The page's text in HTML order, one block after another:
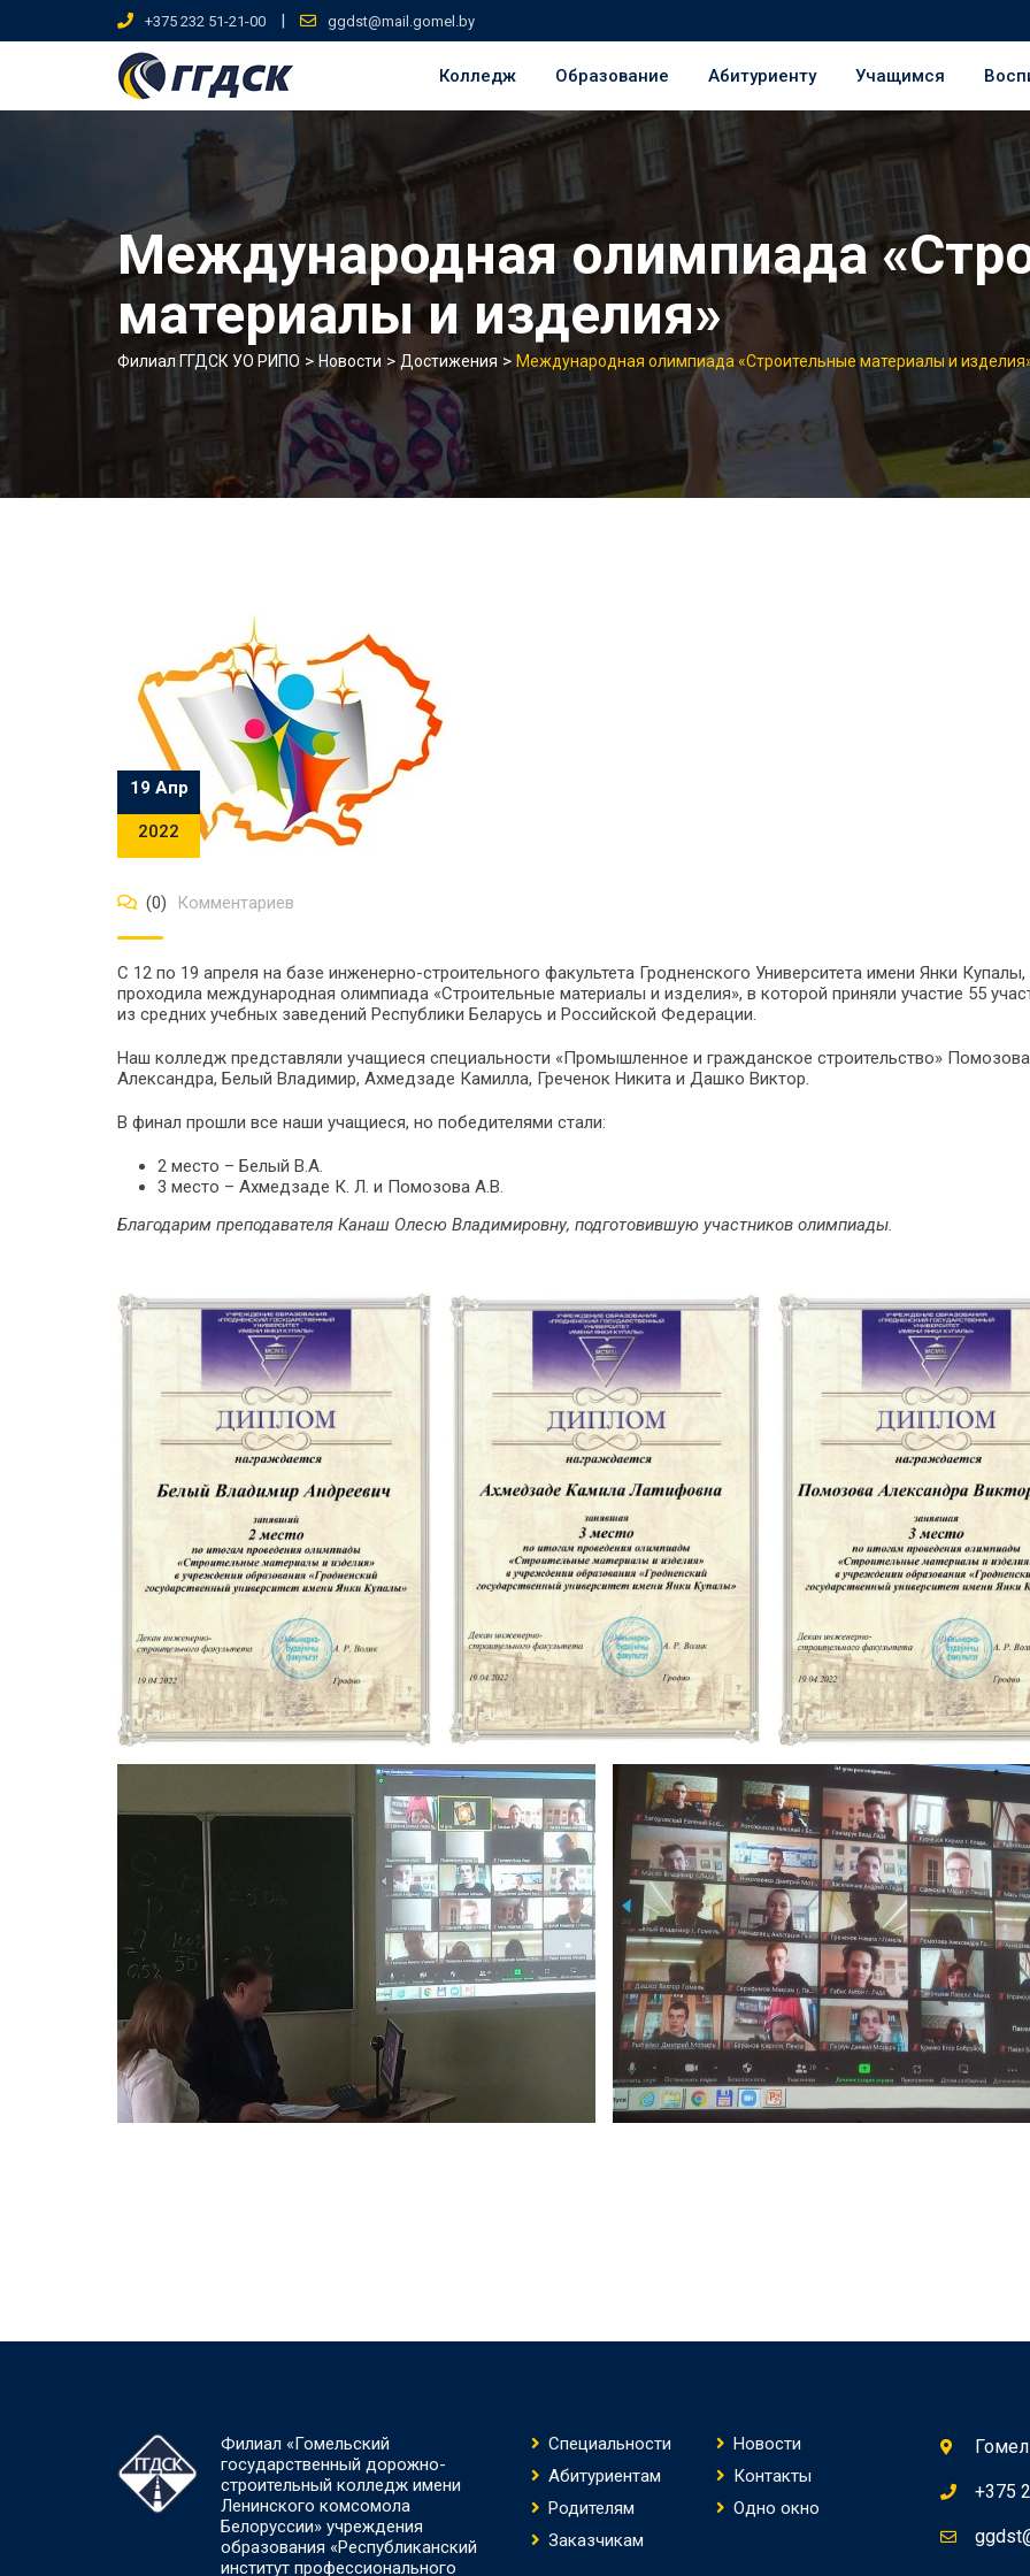
+375 232 51-21-00 | ggdst@mail.gomel.by
Колледж Образование Абитуриенту Учащимся
Международная олимпиада
материалы и изделия»
Филиал ГГДСК УО РИПО > Новости > Достижения > Международная олимпиада «Строительные материалы и
19 Апр
2022
(0) Комментариев
С 12 по 19 апреля на базе инженерно-строительного факультета Гродненского Университета имени Янки Купалы,
проходила международная олимпиада «Строительные материалы и изделия», в которой приняли участие 55
из средних учебных заведений Республики Беларусь и Российской Федерации.
Наш колледж представляли учащиеся специальности «Промышленное и гражданское строительство» Помозова
Александра, Белый Владимир, Ахмедзаде Камилла, Греченок Никита и Дашко Виктор.
В финал прошли все наши учащиеся, но победителями стали:
2 место – Белый В.А.
3 место – Ахмедзаде К. Л. и Помозова А.В.
Благодарим преподавателя Канаш Олесю Владимировну, подготовившую участников олимпиады.
Филиал «Гомельский
государственный дорожно-
строительный колледж имени
Ленинского комсомола
Белоруссии» учреждения
образования «Республиканский
институт профессионального
Специальности
Новости
Абитуриентам
Контакты
Родителям
Одно окно
Заказчикам
+375